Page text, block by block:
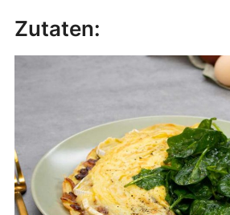
Zutaten: